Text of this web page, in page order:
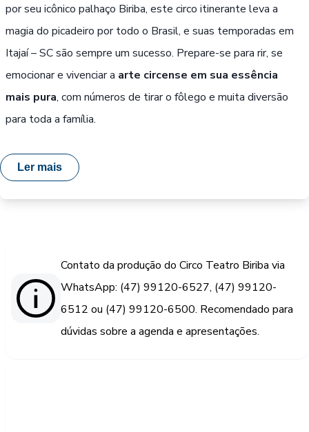
por seu icônico palhaço Biriba, este circo itinerante leva a
magia do picadeiro por todo o Brasil, e suas temporadas em
Itajaí – SC são sempre um sucesso. Prepare-se para rir, se
emocionar e vivenciar a arte circense em sua essência
mais pura, com números de tirar o fôlego e muita diversão
para toda a família.
Ler mais
Contato da produção do Circo Teatro Biriba via
WhatsApp: (47) 99120-6527, (47) 99120-
6512 ou (47) 99120-6500. Recomendado para
dúvidas sobre a agenda e apresentações.